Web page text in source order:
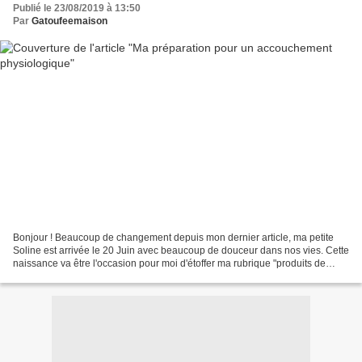
Publié le 23/08/2019 à 13:50
Par Gatoufeemaison
Bonjour ! Beaucoup de changement depuis mon dernier article, ma petite
Soline est arrivée le 20 Juin avec beaucoup de douceur dans nos vies. Cette
naissance va être l'occasion pour moi d'étoffer ma rubrique "produits de